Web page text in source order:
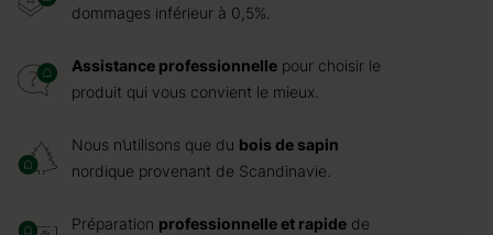
dommages inférieur à 0,5%.
Assistance professionnelle pour choisir le
produit qui vous convient le mieux.
Nous n’utilisons que du bois de sapin
nordique provenant de Scandinavie.
Préparation professionnelle et rapide de